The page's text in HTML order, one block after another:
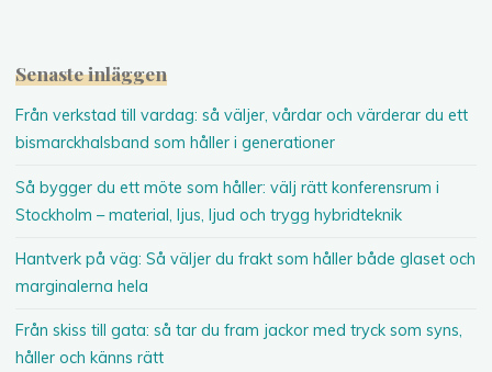
Senaste inläggen
Från verkstad till vardag: så väljer, vårdar och värderar du ett
bismarckhalsband som håller i generationer
Så bygger du ett möte som håller: välj rätt konferensrum i
Stockholm – material, ljus, ljud och trygg hybridteknik
Hantverk på väg: Så väljer du frakt som håller både glaset och
marginalerna hela
Från skiss till gata: så tar du fram jackor med tryck som syns,
håller och känns rätt